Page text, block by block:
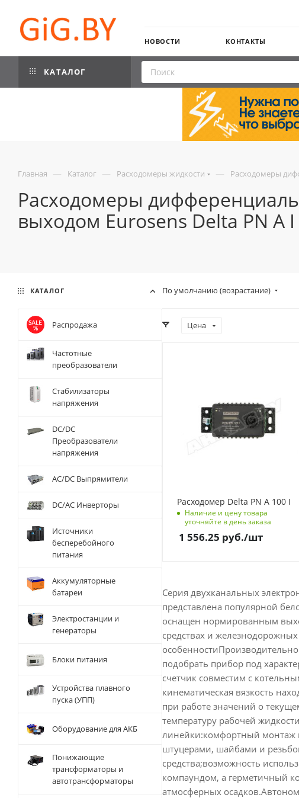
НОВОСТИ КОНТАКТЫ
КАТАЛОГ
Главная — Каталог — Расходомеры жидкости — Расходомеры
Расходомеры
выходом Eurosens Delta PN A I
По умолчанию (возрастание)
Цена
Расходомер Delta PN A 100 I
Наличие и цену товара
уточняйте в день заказа
1 556.25 руб./шт
Серия двухканальных
представлена популярной
оснащен нормированным
средствах и
подобрать прибор под
счетчик совместим с
кинематическая вязкость
при работе значений о
температуру рабочей
линейки:комфортный монтаж
штуцерами, шайбами и
средства;возможность
компаундом, а герметичный
атмосферных
КАТАЛОГ
Распродажа
Частотные
преобразователи
Стабилизаторы
напряжения
DC/DC
Преобразователи
напряжения
AC/DC Выпрямители
DC/AC Инверторы
Источники
бесперебойного
питания
Аккумуляторные
батареи
Электростанции и
генераторы
Блоки питания
Устройства плавного
пуска (УПП)
Оборудование для АКБ
Понижающие
трансформаторы и
автотрансформаторы